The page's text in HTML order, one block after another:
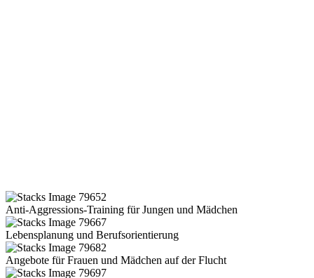
Anti-Aggressions-Training für Jungen und Mädchen
Lebensplanung und Berufsorientierung
Angebote für Frauen und Mädchen auf der Flucht